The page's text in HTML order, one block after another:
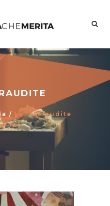
/ Le Interaudite
75)